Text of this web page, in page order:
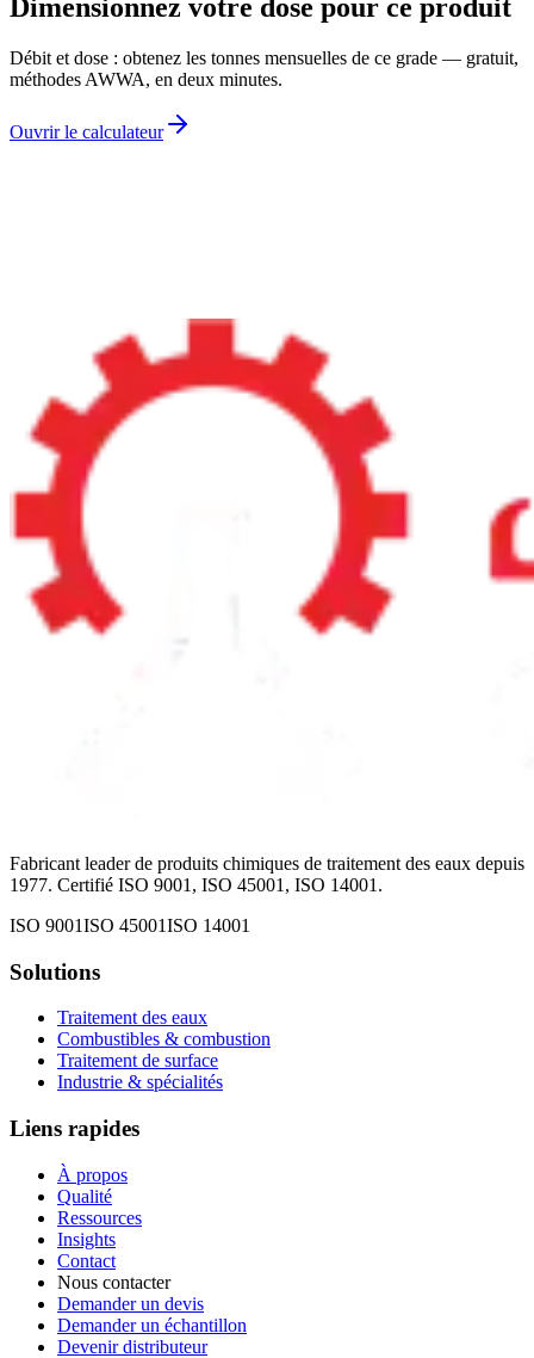
Dimensionnez votre dose pour ce produit
Débit et dose : obtenez les tonnes mensuelles de ce grade — gratuit,
méthodes AWWA, en deux minutes.
Ouvrir le calculateur
Fabricant leader de produits chimiques de traitement des eaux depuis
1977. Certifié ISO 9001, ISO 45001, ISO 14001.
ISO 9001ISO 45001ISO 14001
Solutions
Traitement des eaux
Combustibles & combustion
Traitement de surface
Industrie & spécialités
Liens rapides
À propos
Qualité
Ressources
Insights
Contact
Nous contacter
Demander un devis
Demander un échantillon
Devenir distributeur